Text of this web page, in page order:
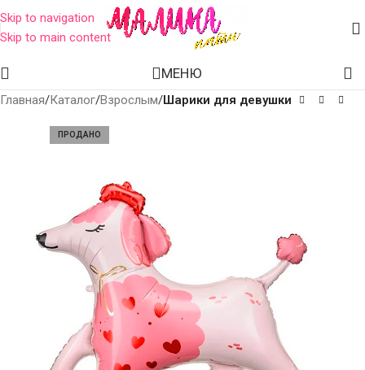
Skip to navigation
Skip to main content
МЕНЮ
Главная Каталог Взрослым Шарики для девушки
ПРОДАНО